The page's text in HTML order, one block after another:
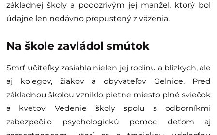
základnej školy a podozrivým jej manžel, ktorý bol
údajne len nedávno prepustený z väzenia.
Na škole zavládol smútok
Smrť učiteľky zasiahla nielen jej rodinu a blízkych, ale
aj kolegov, žiakov a obyvateľov Gelnice. Pred
základnou školou vzniklo pietne miesto plné sviečok
a kvetov. Vedenie školy spolu s odborníkmi
zabezpečilo psychologickú pomoc deťom aj